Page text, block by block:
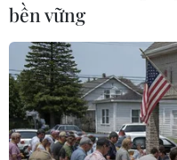
“Thanh toán thông
số,” hướng tới lan
hiện đại, thúc đẩy
phần hiện thực hóa
quốc gia. Ngày Tài
suốt từ tháng 5 đến
bền vững